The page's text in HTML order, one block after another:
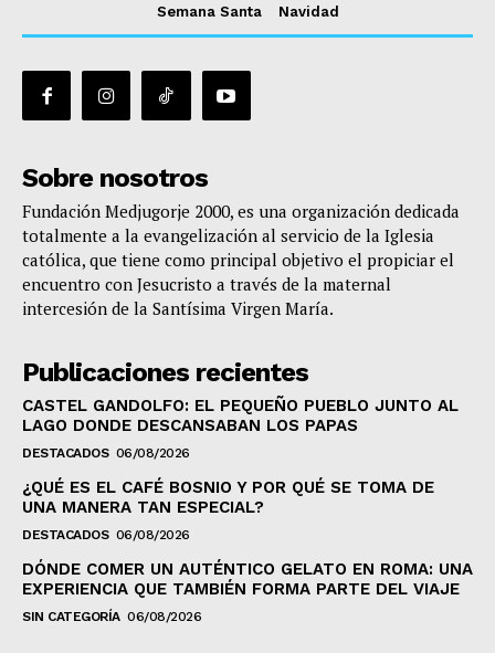
Semana Santa
Navidad
Sobre nosotros
Fundación Medjugorje 2000, es una organización dedicada
totalmente a la evangelización al servicio de la Iglesia
católica, que tiene como principal objetivo el propiciar el
encuentro con Jesucristo a través de la maternal
intercesión de la Santísima Virgen María.
Publicaciones recientes
CASTEL GANDOLFO: EL PEQUEÑO PUEBLO JUNTO AL
LAGO DONDE DESCANSABAN LOS PAPAS
DESTACADOS 06/08/2026
¿QUÉ ES EL CAFÉ BOSNIO Y POR QUÉ SE TOMA DE
UNA MANERA TAN ESPECIAL?
DESTACADOS 06/08/2026
DÓNDE COMER UN AUTÉNTICO GELATO EN ROMA: UNA
EXPERIENCIA QUE TAMBIÉN FORMA PARTE DEL VIAJE
SIN CATEGORÍA 06/08/2026